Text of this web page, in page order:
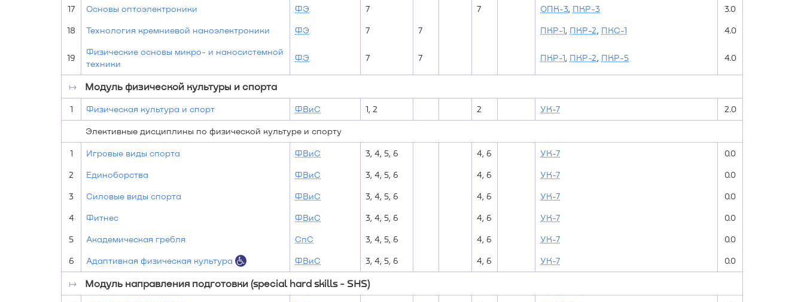
17 Основы оптоэлектроники ФЭ 7 7 ОПК-3, ПКР-3 3.0
18 Технология кремниевой наноэлектроники ФЭ 7 7 ПКР-1, ПКР-2, ПКС-1 4.0
19
Физические основы микро- и наносистемной
техники
ФЭ 7 7 ПКР-1, ПКР-2, ПКР-5 4.0
↦ Модуль физической культуры и спорта
1 Физическая культура и спорт ФВиС 1, 2 2 УК-7 2.0
Элективные дисциплины по физической культуре и спорту
1 Игровые виды спорта ФВиС 3, 4, 5, 6 4, 6 УК-7 0.0
2 Единоборства ФВиС 3, 4, 5, 6 4, 6 УК-7 0.0
3 Силовые виды спорта ФВиС 3, 4, 5, 6 4, 6 УК-7 0.0
4 Фитнес ФВиС 3, 4, 5, 6 4, 6 УК-7 0.0
5 Академическая гребля СпС 3, 4, 5, 6 4, 6 УК-7 0.0
6 Адаптивная физическая культура ФВиС 3, 4, 5, 6 4, 6 УК-7 0.0
↦ Модуль направления подготовки (special hard skills - SHS)